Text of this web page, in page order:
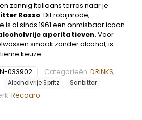
zonnig Italiaans terras naar je
Rosso. Dit robijnrode,
al sinds 1961 een onmisbaar icoon
aperitatieven. Voor
smaak zonder alcohol, is
keuze.
033902 Categorieën: DRINKS,
Alcoholvrije Spritz
Sanbitter
Recoaro